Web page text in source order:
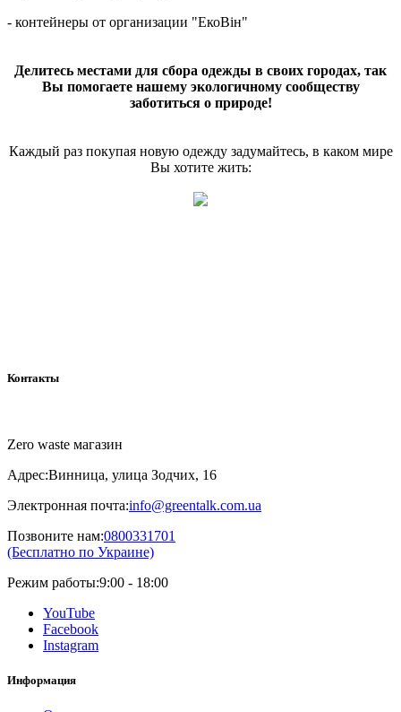
- контейнеры от организации "ЕкоВін"
Делитесь местами для сбора одежды в своих городах, так
Вы помогаете нашему экологичному сообществу
заботиться о природе!
Каждый раз покупая новую одежду задумайтесь, в каком мире
Вы хотите жить:
Контакты
Zero waste магазин
Адрес:Винница, улица Зодчих, 16
Электронная почта:info@greentalk.com.ua
Позвоните нам:0800331701
(Бесплатно по Украине)
Режим работы:9:00 - 18:00
YouTube
Facebook
Instagram
Информация